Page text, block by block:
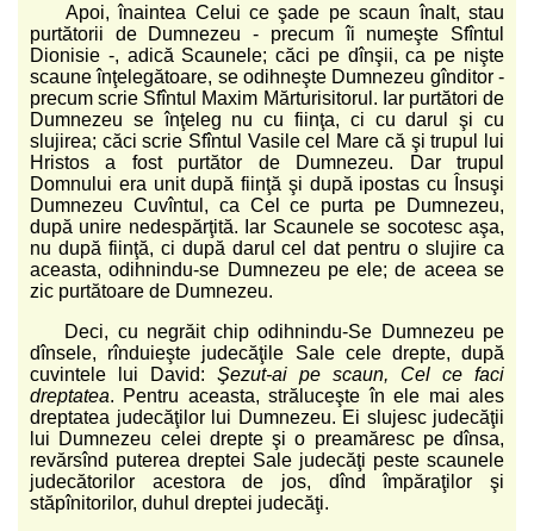
Apoi, înaintea Celui ce şade pe scaun înalt, stau
purtătorii de Dumnezeu - precum îi numeşte Sfîntul
Dionisie -, adică Scaunele; căci pe dînşii, ca pe nişte
scaune înţelegătoare, se odihneşte Dumnezeu gînditor -
precum scrie Sfîntul Maxim Mărturisitorul. Iar purtători de
Dumnezeu se înţeleg nu cu fiinţa, ci cu darul şi cu
slujirea; căci scrie Sfîntul Vasile cel Mare că şi trupul lui
Hristos a fost purtător de Dumnezeu. Dar trupul
Domnului era unit după fiinţă şi după ipostas cu Însuşi
Dumnezeu Cuvîntul, ca Cel ce purta pe Dumnezeu,
după unire nedespărţită. Iar Scaunele se socotesc aşa,
nu după fiinţă, ci după darul cel dat pentru o slujire ca
aceasta, odihnindu-se Dumnezeu pe ele; de aceea se
zic purtătoare de Dumnezeu.
Deci, cu negrăit chip odihnindu-Se Dumnezeu pe
dînsele, rînduieşte judecăţile Sale cele drepte, după
cuvintele lui David: Şezut-ai pe scaun, Cel ce faci
dreptatea. Pentru aceasta, străluceşte în ele mai ales
dreptatea judecăţilor lui Dumnezeu. Ei slujesc judecăţii
lui Dumnezeu celei drepte şi o preamăresc pe dînsa,
revărsînd puterea dreptei Sale judecăţi peste scaunele
judecătorilor acestora de jos, dînd împăraţilor şi
stăpînitorilor, duhul dreptei judecăţi.